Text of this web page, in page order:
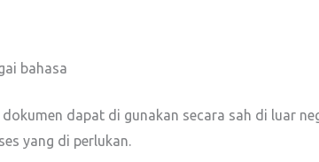
bahasa
dapat di gunakan secara sah di luar
yang di perlukan.